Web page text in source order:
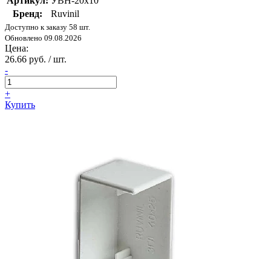
Бренд:
Ruvinil
Доступно к заказу 58 шт.
Обновлено 09.08.2026
Цена:
26.66 руб. / шт.
-
+
Купить